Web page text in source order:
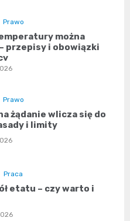
Prawo
można
przepisy i obowiązki
Prawo
żądanie wlicza się do
i limity
Praca
etatu – czy warto i